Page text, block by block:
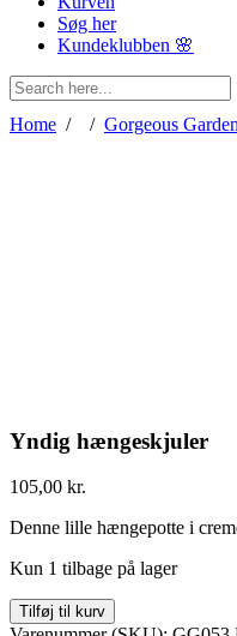
Søg her
Kundeklubben 🌸
Home / / Gorgeous Garden
Yndig hængeskjuler
105,00 kr.
Denne lille hængepotte i
Kun 1 tilbage på lager
Tilføj til kurv